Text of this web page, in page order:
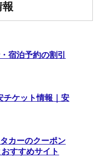
宿泊予約の割引
チケット情報｜安
カーのクーポン
すすめサイト